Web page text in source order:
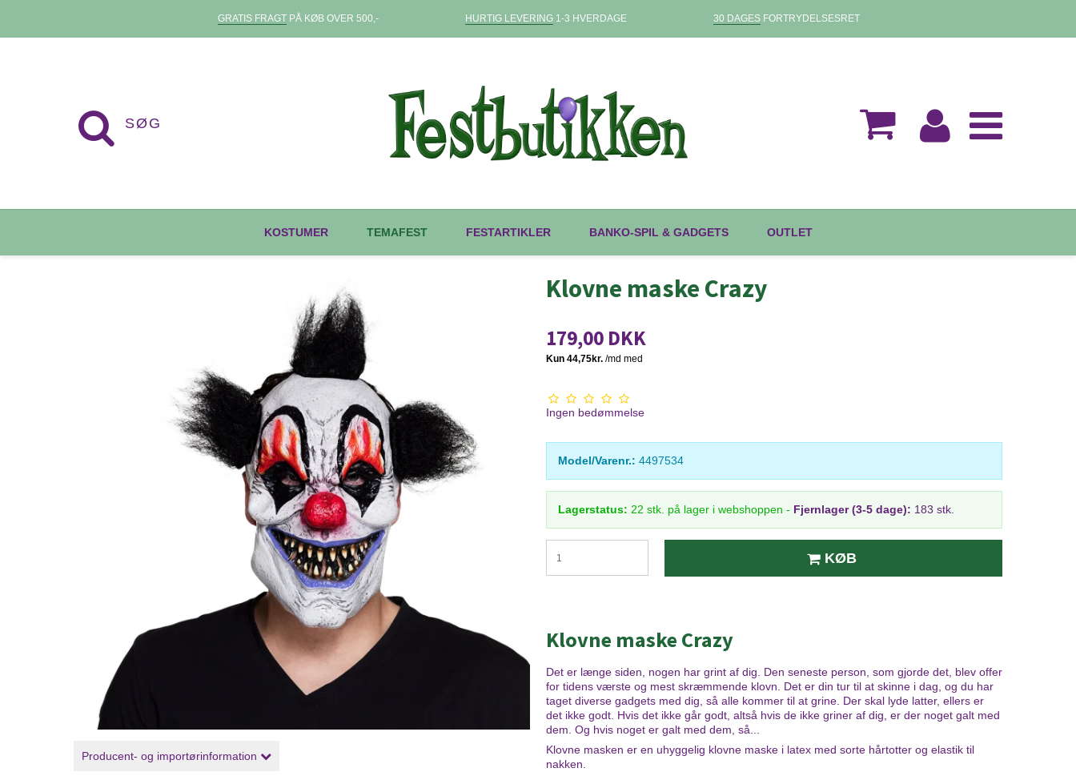
GRATIS FRAGTPÅ KØB OVER 500,- HURTIG LEVERING1-3 HVERDAGE 30 DAGESFORTRYDELSESRET
KOSTUMER TEMAFEST FESTARTIKLER BANKO-SPIL & GADGETS OUTLET
Producent- og importørinformation
Klovne maske Crazy
179,00 DKK
Ingen bedømmelse
Model/Varenr.: 4497534
Lagerstatus: 22 stk. på lager i webshoppen - Fjernlager (3-5 dage): 183 stk.
KØB
Klovne maske Crazy
Det er længe siden, nogen har grint af dig. Den seneste person, som gjorde det, blev offer
for tidens værste og mest skræmmende klovn. Det er din tur til at skinne i dag, og du har
taget diverse gadgets med dig, så alle kommer til at grine. Der skal lyde latter, ellers er
det ikke godt. Hvis det ikke går godt, altså hvis de ikke griner af dig, er der noget galt med
dem. Og hvis noget er galt med dem, så...
Klovne masken er en uhyggelig klovne maske i latex med sorte hårtotter og elastik til
nakken.